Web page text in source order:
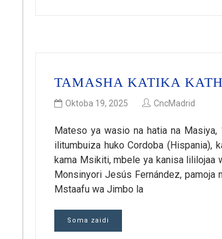
TAMASHA KATIKA
Oktoba 19, 2025 CncMadrid
Mateso ya wasio na hatia na
ilitumbuiza huko Cordoba (Hispania),
kama Msikiti, mbele ya kanisa lililojaa
Monsinyori Jesús Fernández,
Mstaafu wa Jimbo la
Soma zaidi